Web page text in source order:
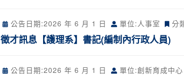
公告日期:2026 年 6 月 1 日 單位:人事室 分
徵才訊息【護理系】書記(編制內行政人員)
公告日期:2026 年 6 月 1 日 單位:創新育成中心